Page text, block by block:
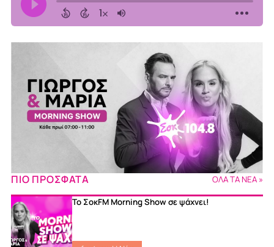
ΠΙΟ ΠΡΟΣΦΑΤΑ ΟΛΑ ΤΑ ΝΕΑ »
Το ΣοκFM Morning Show σε ψάχνει!